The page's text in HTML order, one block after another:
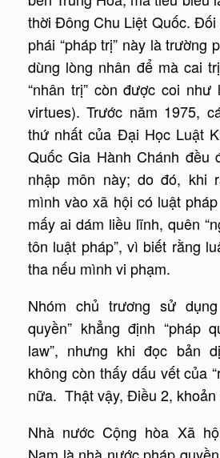
thời Đông Chu Liệt Quốc.
phái “pháp trị” này là trường
dùng lòng nhân để mà cai
“nhân trị” còn được coi
virtues). Trước năm 1975,
thứ nhất của Đại Học Luật
Quốc Gia Hành Chánh đều
nhập môn này; do đó, khi
mình vào xã hội có luật
mấy ai dám liều lĩnh, quên
tôn luật pháp”, vì biết rằng
tha nếu mình vi phạm.
Nhóm chủ trương sử
quyền” khẳng định “pháp
law”, nhưng khi đọc bản
không còn thấy dấu vết của
nữa. Thật vậy, Điều 2, khoản
Nhà nước Cộng hòa Xã